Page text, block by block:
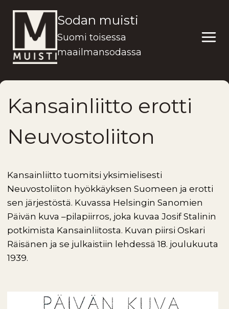
sisältöön
Sodan muisti
Suomi toisessa
maailmansodassa
Kansainliitto erotti
Neuvostoliiton
Kansainliitto tuomitsi yksimielisesti
Neuvostoliiton hyökkäyksen Suomeen ja erotti
sen järjestöstä. Kuvassa Helsingin Sanomien
Päivän kuva –pilapiirros, joka kuvaa Josif Stalinin
potkimista Kansainliitosta. Kuvan piirsi Oskari
Räisänen ja se julkaistiin lehdessä 18. joulukuuta
1939.